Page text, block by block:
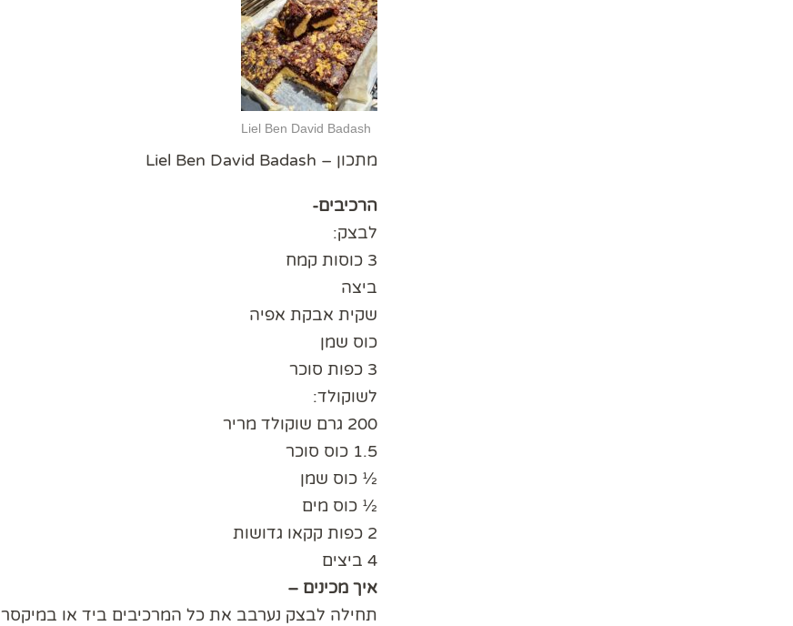
Liel Ben David Badash
מתכון – Liel Ben David Badash
הרכיבים-
לבצק:
3 כוסות קמח
ביצה
שקית אבקת אפיה
כוס שמן
3 כפות סוכר
לשוקולד:
200 גרם שוקולד מריר
1.5 כוס סוכר
½ כוס שמן
½ כוס מים
2 כפות קקאו גדושות
4 ביצים
איך מכינים –
תחילה לבצק נערבב את כל המרכיבים ביד או במיקסר